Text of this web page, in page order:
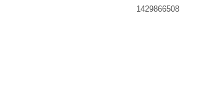
1429866508